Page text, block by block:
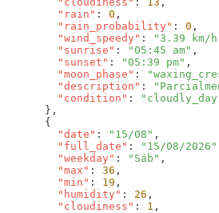
        "rain"
: 0
        "rain_probability"
: 0
        "wind_speedy"
: "3.39 km/
        "sunrise"
: "05:45 am"
        "sunset"
: "05:39 pm"
        "moon_phase"
:
        "description"
:
        "condition"
:
        "date"
: "15/08"
        "full_date"
: "15/08/2026"
        "weekday"
: "Sáb"
        "max"
: 36
        "min"
: 19
        "humidity"
: 26
        "cloudiness"
: 1